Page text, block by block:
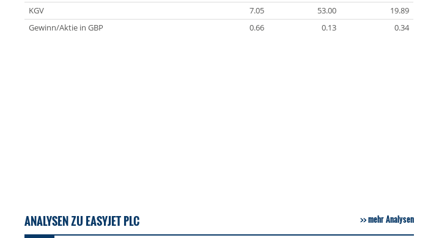
KGV
7.05 53.00
19.89
Gewinn/Aktie in GBP
0.66 0.13 0.34
ANALYSEN ZU EASYJET PLC mehr Analysen